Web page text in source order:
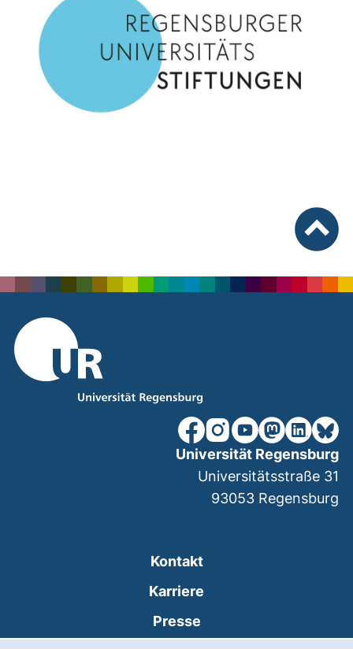
unsere Facebook-Seite
unsere Instagram-
unsere YouTube-
unsereunsere
Kontakt
Karriere
Presse
Universität Regensburg
Universitätsstraße 31
93053 Regensburg